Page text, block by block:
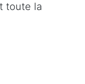
toute la